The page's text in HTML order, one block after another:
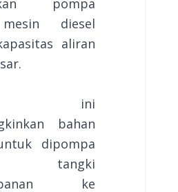
pompa
diesel
aliran
ini
bahan
dipompa
tangki
ke